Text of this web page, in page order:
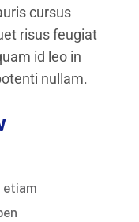
cursus
risus feugiat
id leo in
nullam.